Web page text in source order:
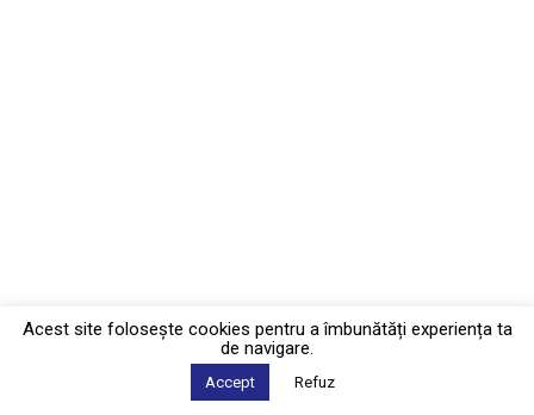
Acest site foloseşte cookies pentru a îmbunătăți experiența ta
de navigare.
Accept Refuz